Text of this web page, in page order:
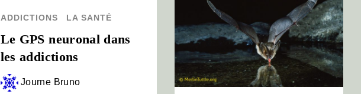
ADDICTIONS LA SANTÉ
Le GPS neuronal dans
les addictions
Journe Bruno